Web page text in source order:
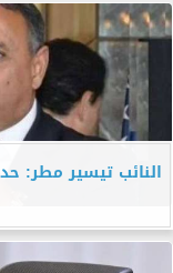
النائب تيسير مطر: